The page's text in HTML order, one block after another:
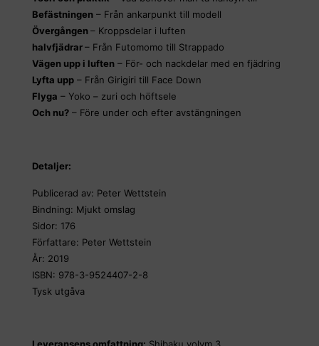
Befästningen – Från ankarpunkt till modell
Övergången– Kroppsdelar i luften
halvfjädrar– Från Futomomo till Strappado
Vägen upp i luften – För- och nackdelar med en fjädring
Lyfta upp – Från Girigiri till Face Down
Flyga – Yoko – zuri och höftsele
Och nu? – Före under och efter avstängningen
Detaljer:
Publicerad av: Peter Wettstein
Bindning: Mjukt omslag
Sidor: 176
Författare: Peter Wettstein
År: 2019
ISBN: 978-3-9524407-2-8
Tysk utgåva